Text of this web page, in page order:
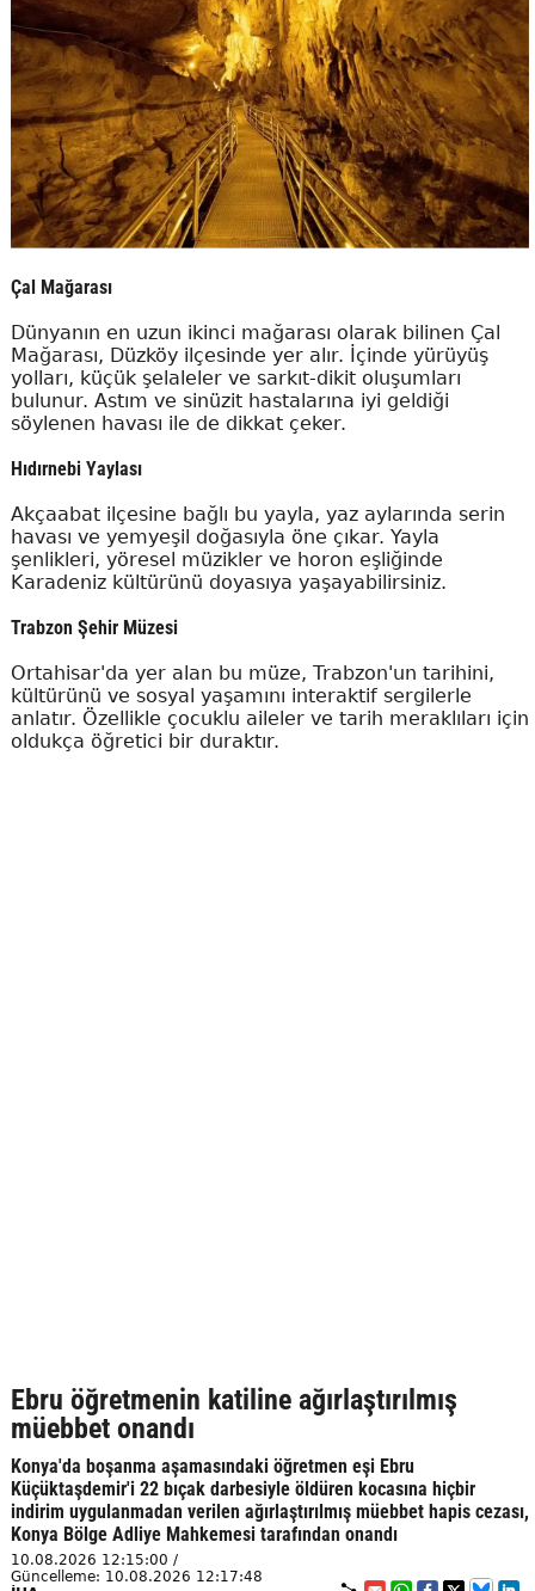
Çal Mağarası
Dünyanın en uzun ikinci mağarası olarak bilinen Çal
Mağarası, Düzköy ilçesinde yer alır. İçinde yürüyüş
yolları, küçük şelaleler ve sarkıt-dikit oluşumları
bulunur. Astım ve sinüzit hastalarına iyi geldiği
söylenen havası ile de dikkat çeker.
Hıdırnebi Yaylası
Akçaabat ilçesine bağlı bu yayla, yaz aylarında serin
havası ve yemyeşil doğasıyla öne çıkar. Yayla
şenlikleri, yöresel müzikler ve horon eşliğinde
Karadeniz kültürünü doyasıya yaşayabilirsiniz.
Trabzon Şehir Müzesi
Ortahisar'da yer alan bu müze, Trabzon'un tarihini,
kültürünü ve sosyal yaşamını interaktif sergilerle
anlatır. Özellikle çocuklu aileler ve tarih meraklıları için
oldukça öğretici bir duraktır.
Ebru öğretmenin katiline ağırlaştırılmış
müebbet onandı
Konya'da boşanma aşamasındaki öğretmen eşi Ebru
Küçüktaşdemir'i 22 bıçak darbesiyle öldüren kocasına hiçbir
indirim uygulanmadan verilen ağırlaştırılmış müebbet hapis cezası,
Konya Bölge Adliye Mahkemesi tarafından onandı
10.08.2026 12:15:00 /
Güncelleme: 10.08.2026 12:17:48